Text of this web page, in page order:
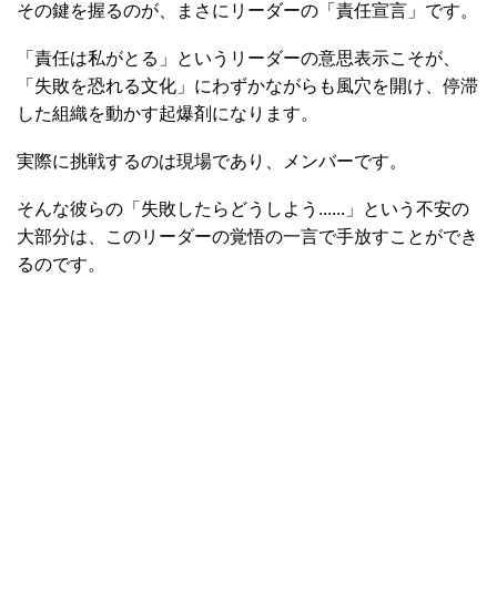
その鍵を握るのが、まさにリーダーの「責任宣言」です。
「責任は私がとる」というリーダーの意思表示こそが、
「失敗を恐れる文化」にわずかながらも風穴を開け、停滞
した組織を動かす起爆剤になります。
実際に挑戦するのは現場であり、メンバーです。
そんな彼らの「失敗したらどうしよう......」という不安の
大部分は、このリーダーの覚悟の一言で手放すことができ
るのです。